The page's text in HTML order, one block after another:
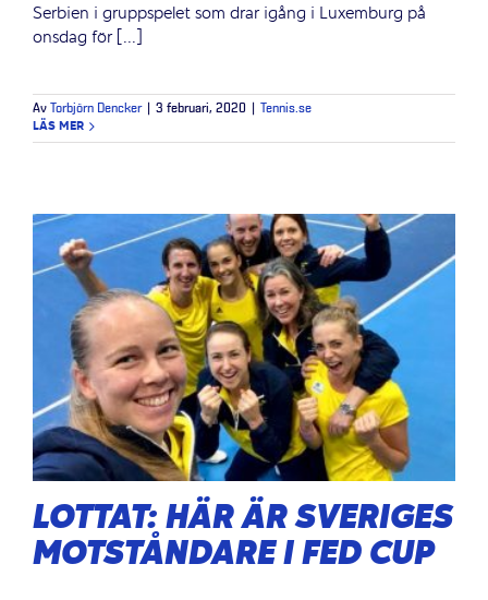
Serbien i gruppspelet som drar igång i Luxemburg på
onsdag för [...]
Av Torbjörn Dencker 3 februari, 2020 Tennis.se
LÄS MER
LOTTAT: HÄR ÄR SVERIGES
MOTSTÅNDARE I FED CUP